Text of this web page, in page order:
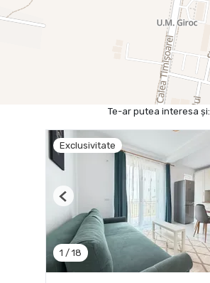
Te-ar putea interesa și:
Exclusivitate
1 / 18
Previous